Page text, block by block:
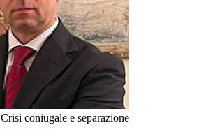
Crisi coniugale e separazione